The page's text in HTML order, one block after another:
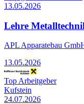
13.05.2026
Lehre
APL Apparatebau
13.05.2026
Top Arbeitgeber
Kufstein
24.07.2026